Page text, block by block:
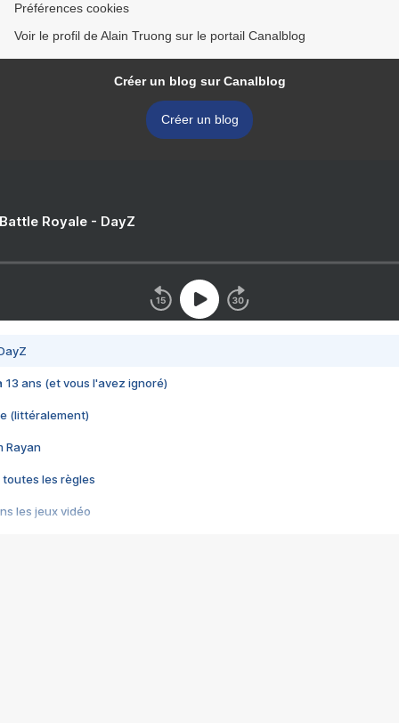
Préférences cookies
Voir le profil de Alain Truong sur le portail Canalblog
Créer un blog sur Canalblog
Créer un blog
Royale - DayZ
13 ans (et vous l'avez ignoré)
(littéralement)
Rayan
toutes les règles
les jeux vidéo